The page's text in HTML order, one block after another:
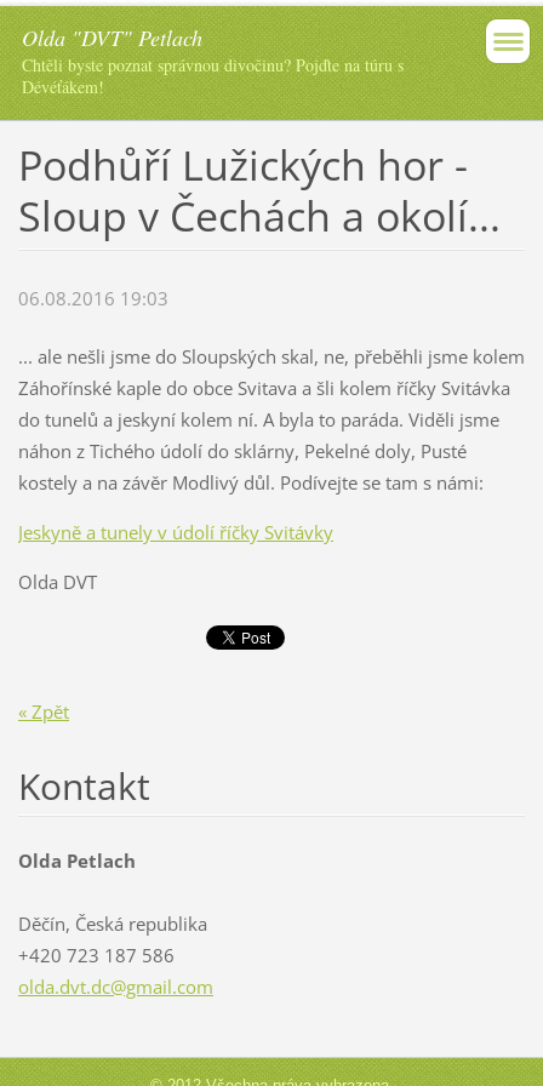
Olda "DVT" Petlach
Chtěli byste poznat správnou divočinu? Pojďte na túru s
Dévéťákem!
Podhůří Lužických hor -
Sloup v Čechách a okolí...
06.08.2016 19:03
... ale nešli jsme do Sloupských skal, ne, přeběhli jsme kolem
Záhořínské kaple do obce Svitava a šli kolem říčky Svitávka
do tunelů a jeskyní kolem ní. A byla to paráda. Viděli jsme
náhon z Tichého údolí do sklárny, Pekelné doly, Pusté
kostely a na závěr Modlivý důl. Podívejte se tam s námi:
Jeskyně a tunely v údolí říčky Svitávky
Olda DVT
« Zpět
Kontakt
Olda Petlach
Děčín, Česká republika
+420 723 187 586
olda.dvt.dc@gmail.com